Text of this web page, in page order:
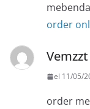
order
Vemzzt
el 11/05/
order